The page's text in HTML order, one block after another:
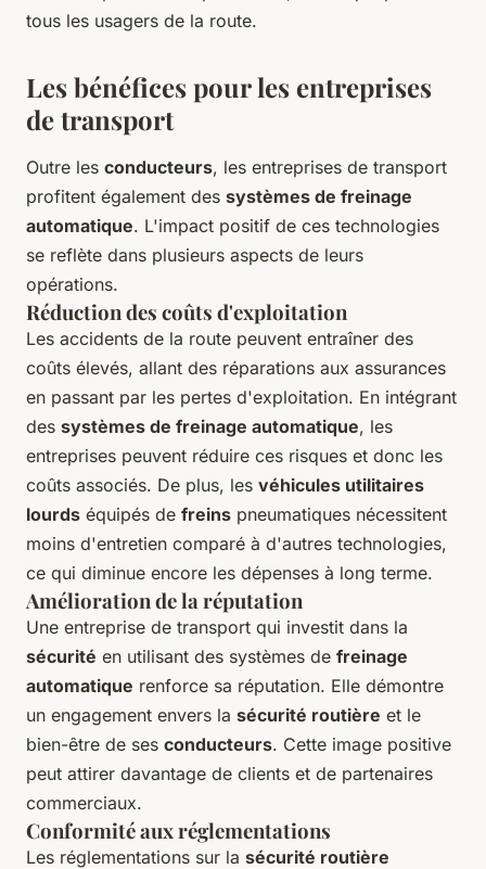
tous les usagers de la route.
Les bénéfices pour les entreprises
de transport
Outre les conducteurs, les entreprises de transport
profitent également des systèmes de freinage
automatique. L'impact positif de ces technologies
se reflète dans plusieurs aspects de leurs
opérations.
Réduction des coûts d'exploitation
Les accidents de la route peuvent entraîner des
coûts élevés, allant des réparations aux assurances
en passant par les pertes d'exploitation. En intégrant
des systèmes de freinage automatique, les
entreprises peuvent réduire ces risques et donc les
coûts associés. De plus, les véhicules utilitaires
lourds équipés de freins pneumatiques nécessitent
moins d'entretien comparé à d'autres technologies,
ce qui diminue encore les dépenses à long terme.
Amélioration de la réputation
Une entreprise de transport qui investit dans la
sécurité en utilisant des systèmes de freinage
automatique renforce sa réputation. Elle démontre
un engagement envers la sécurité routière et le
bien-être de ses conducteurs. Cette image positive
peut attirer davantage de clients et de partenaires
commerciaux.
Conformité aux réglementations
Les réglementations sur la sécurité routière